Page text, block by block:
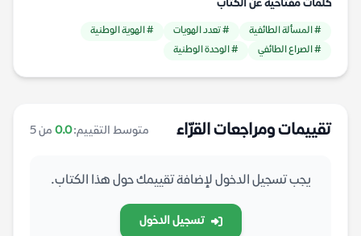
كلمات مفتاحية عن الكتاب
# المسألة الطائفية # تعدد الهويات
# الهوية الوطنية
# الصراع الطائفي
# الوحدة الوطنية
تقييمات ومراجعات القرّاء متوسط التقييم:0.0 من 5
يجب تسجيل الدخول لإضافة تقييمك حول هذا الكتاب.
تسجيل الدخول